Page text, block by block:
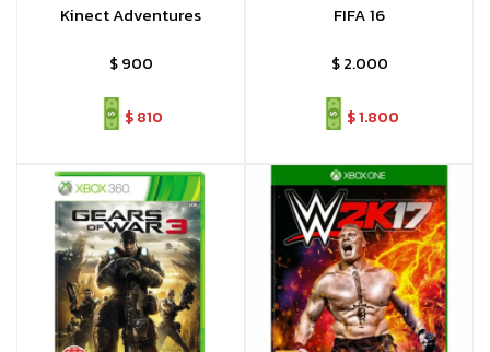
Kinect Adventures
$ 900
$810
FIFA 16
$ 2.000
$1.800